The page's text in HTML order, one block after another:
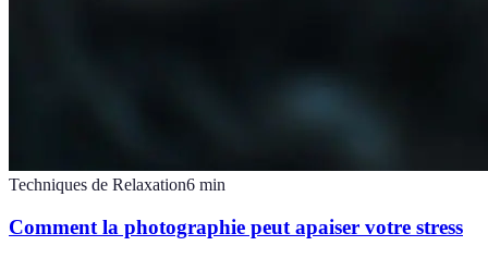
Techniques de Relaxation6 min
Comment la photographie peut apaiser votre stress